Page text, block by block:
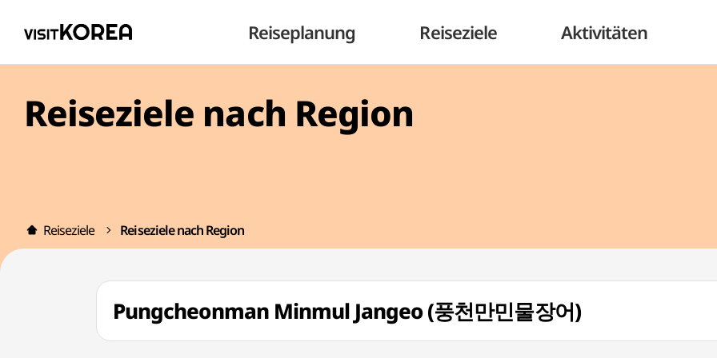
Reiseplanung Reiseziele Aktivitäten
Reiseziele nach Region
Reiseziele Reiseziele nach Region
Pungcheonman Minmul Jangeo (풍천만민물장어)